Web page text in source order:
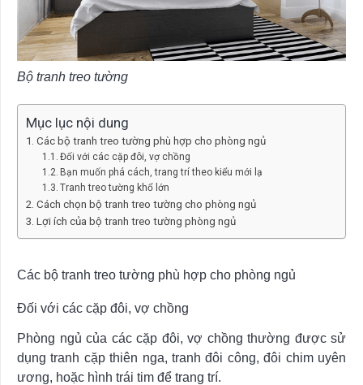
Bộ tranh treo tường
Mục lục nội dung
Các bộ tranh treo tường phù hợp cho phòng ngủ
Đối với các cặp đôi, vợ chồng
Bạn muốn phá cách, trang trí theo kiểu mới lạ
Tranh treo tường khổ lớn
Cách chọn bộ tranh treo tường cho phòng ngủ
Lợi ích của bộ tranh treo tường phòng ngủ
Các bộ tranh treo tường phù hợp cho phòng ngủ
Đối với các cặp đôi, vợ chồng
Phòng ngủ của các cặp đôi, vợ chồng thường được sử
dụng tranh cặp thiên nga, tranh đôi công, đôi chim uyên
ương, hoặc hình trái tim để trang trí.